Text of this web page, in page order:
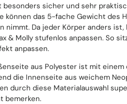
besonders sicher und sehr
können das 5-fache Gewicht des
nimmt. Da jeder Körper anders ist,
& Molly stufenlos anpassen. So
anpassen.
aus Polyester ist mit einem
die Innenseite aus weichem
durch diese Materialauswahl
bemerken.